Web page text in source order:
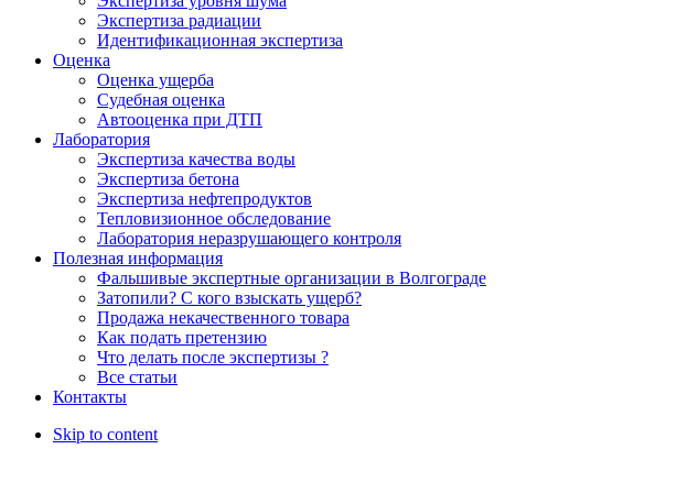
Экспертиза радиации
Идентификационная экспертиза
Оценка
Оценка ущерба
Судебная оценка
Автооценка при ДТП
Лаборатория
Экспертиза качества воды
Экспертиза бетона
Экспертиза нефтепродуктов
Тепловизионное обследование
Лаборатория неразрушающего контроля
Полезная информация
Фальшивые экспертные организации в Волгограде
Затопили? С кого взыскать ущерб?
Продажа некачественного товара
Как подать претензию
Что делать после экспертизы ?
Все статьи
Контакты
Skip to content